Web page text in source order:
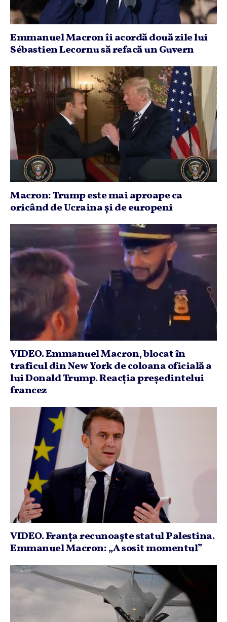
Emmanuel Macron îi acordă două zile lui
Sébastien Lecornu să refacă un Guvern
Macron: Trump este mai aproape ca
oricând de Ucraina şi de europeni
VIDEO. Emmanuel Macron, blocat în
traficul din New York de coloana oficială a
lui Donald Trump. Reacţia preşedintelui
francez
VIDEO. Franţa recunoaşte statul Palestina.
Emmanuel Macron: „A sosit momentul”